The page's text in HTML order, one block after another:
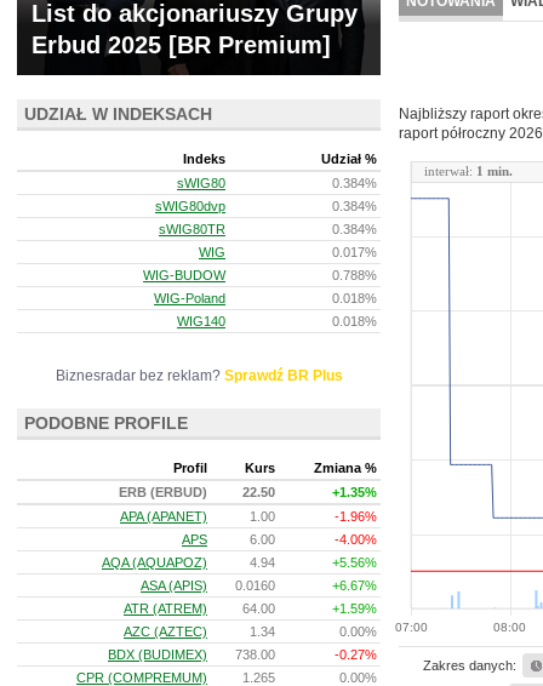
Najbliższy raport
raport półroczny
07:00 08:00
interwał: 1 min.
Zakres danych:
List do akcjonariuszy Grupy
Erbud 2025 [BR Premium]
UDZIAŁ W INDEKSACH
Indeks
Udział %
sWIG80
0.384%
sWIG80dvp
0.384%
sWIG80TR
0.384%
WIG
0.017%
WIG-BUDOW
0.788%
WIG-Poland
0.018%
WIG140
0.018%
Biznesradar bez reklam? Sprawdź BR Plus
PODOBNE PROFILE
Profil Kurs
Zmiana %
ERB (ERBUD)
22.50
+1.35%
APA (APANET)
1.00
-1.96%
APS
6.00
-4.00%
AQA (AQUAPOZ)
4.94
+5.56%
ASA (APIS)
0.0160
+6.67%
ATR (ATREM)
64.00
+1.59%
AZC (AZTEC)
1.34
0.00%
BDX (BUDIMEX)
738.00
-0.27%
CPR (COMPREMUM)
1.265
0.00%